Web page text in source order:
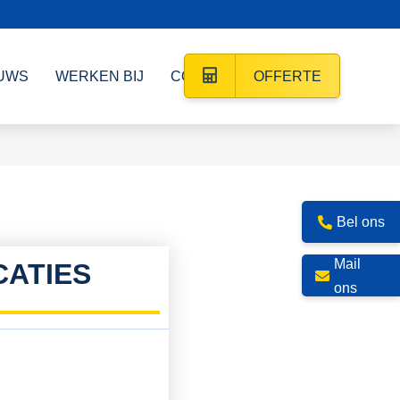
WERKEN BIJ CONTACT OFFERTE
Bel ons
Mail
ons